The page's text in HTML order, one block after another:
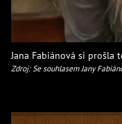
Jana Fabiánová si prošla
Zdroj: Se souhlasem Jany